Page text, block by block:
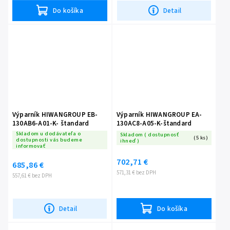
Do košíka Detail
Výparník HIWANGROUP EB-
130AB6-A01-K- štandard
Skladom u dodávateľa o
dostupnosti vás budeme
informovať
557,61 € bez DPH
685,86 €
Detail
Výparník HIWANGROUP EA-
130AC8-A05-K-štandard
Skladom ( dostupnosť
ihneď )
(5 ks)
571,31 € bez DPH
702,71 €
Do košíka